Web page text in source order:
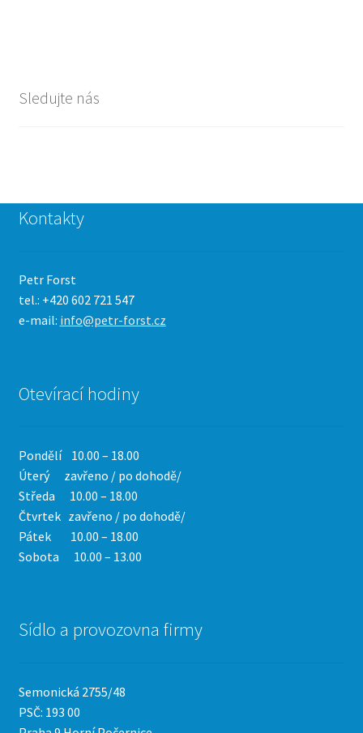
Sledujte nás
Kontakty
Petr Forst
tel.: +420 602 721 547
e-mail: info@petr-forst.cz
Otevírací hodiny
Pondělí 10.00 – 18.00
Úterý zavřeno / po dohodě/
Středa 10.00 – 18.00
Čtvrtek zavřeno / po dohodě/
Pátek 10.00 – 18.00
Sobota 10.00 – 13.00
Sídlo a provozovna firmy
Semonická 2755/48
PSČ: 193 00